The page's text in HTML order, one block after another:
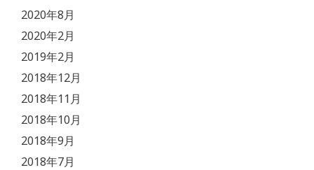
2020年8月
2020年2月
2019年2月
2018年12月
2018年11月
2018年10月
2018年9月
2018年7月